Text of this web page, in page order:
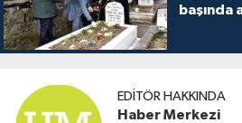
başında
EDITÖR HAKKINDA
Haber Merkezi